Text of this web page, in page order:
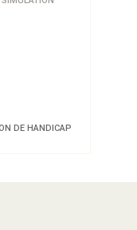
DE HANDICAP